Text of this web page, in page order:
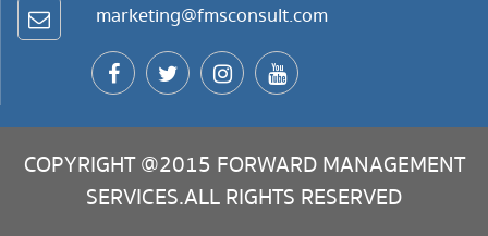
marketing@fmsconsult.com
COPYRIGHT @2015 FORWARD MANAGEMENT
SERVICES.ALL RIGHTS RESERVED